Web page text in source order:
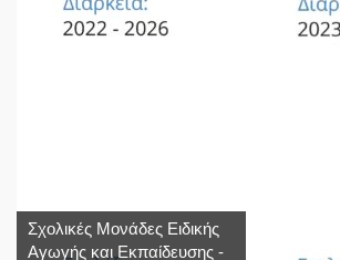
Σχολικές Μονάδες Ειδικής
Αγωγής και Εκπαίδευσης -